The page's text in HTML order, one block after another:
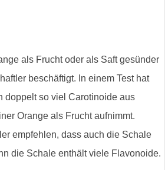
als Frucht oder als Saft gesünder
beschäftigt. In einem Test hat
doppelt so viel Carotinoide aus
Orange als Frucht aufnimmt.
empfehlen, dass auch die Schale
die Schale enthält viele Flavonoide.